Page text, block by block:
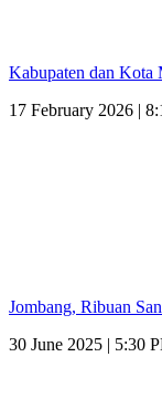
Kabupaten dan Kota
17 February 2026 |
Jombang, Ribuan
30 June 2025 | 5:30